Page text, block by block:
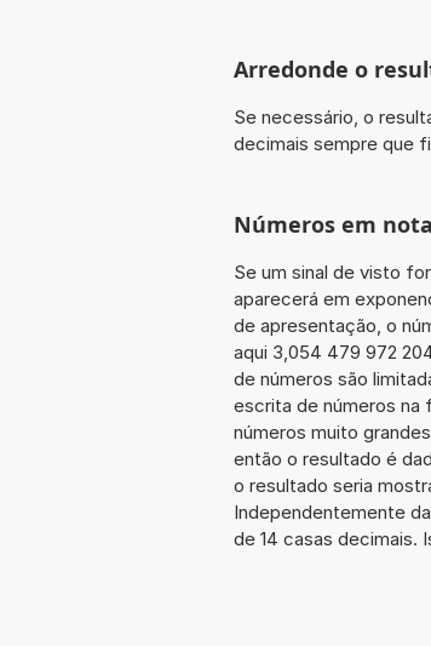
Arredonde o
Se necessário, o
decimais sempre que
Números em
Se um sinal de visto
aparecerá em
de apresentação, o
aqui 3,054 479 972
de números são
escrita de números na
números muito
então o resultado é
o resultado seria
Independentemente
de 14 casas decimais.